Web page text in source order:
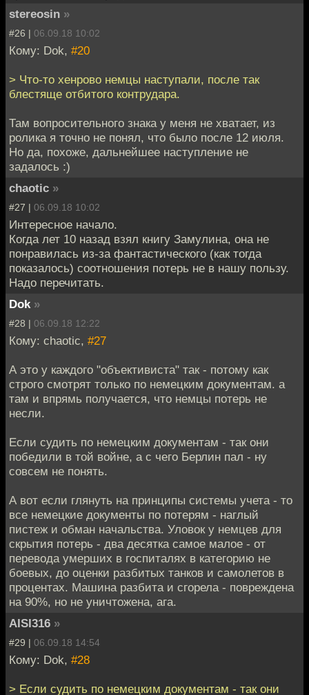
stereosin »
#26 | 06.09.18 10:02
Кому: Dok, #20
> Что-то хенрово немцы наступали, после так
блестяще отбитого контрудара.
Там вопросительного знака у меня не хватает, из
ролика я точно не понял, что было после 12 июля.
Но да, похоже, дальнейшее наступление не
задалось :)
chaotic »
#27 | 06.09.18 10:02
Интересное начало.
Когда лет 10 назад взял книгу Замулина, она не
понравилась из-за фантастического (как тогда
показалось) соотношения потерь не в нашу пользу.
Надо перечитать.
Dok »
#28 | 06.09.18 12:22
Кому: chaotic, #27
А это у каждого "объективиста" так - потому как
строго смотрят только по немецким документам. а
там и впрямь получается, что немцы потерь не
несли.
Если судить по немецким документам - так они
победили в той войне, а с чего Берлин пал - ну
совсем не понять.
А вот если глянуть на принципы системы учета - то
все немецкие документы по потерям - наглый
пистеж и обман начальства. Уловок у немцев для
скрытия потерь - два десятка самое малое - от
перевода умерших в госпиталях в категорию не
боевых, до оценки разбитых танков и самолетов в
процентах. Машина разбита и сгорела - повреждена
на 90%, но не уничтожена, ага.
AISI316 »
#29 | 06.09.18 14:54
Кому: Dok, #28
> Если судить по немецким документам - так они